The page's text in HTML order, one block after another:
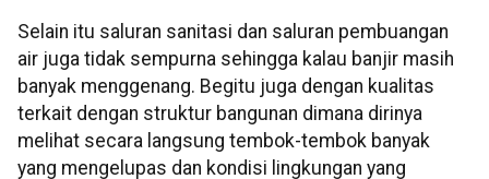
Selain itu saluran sanitasi dan saluran pembuangan
air juga tidak sempurna sehingga kalau banjir masih
banyak menggenang. Begitu juga dengan kualitas
terkait dengan struktur bangunan dimana dirinya
melihat secara langsung tembok-tembok banyak
yang mengelupas dan kondisi lingkungan yang